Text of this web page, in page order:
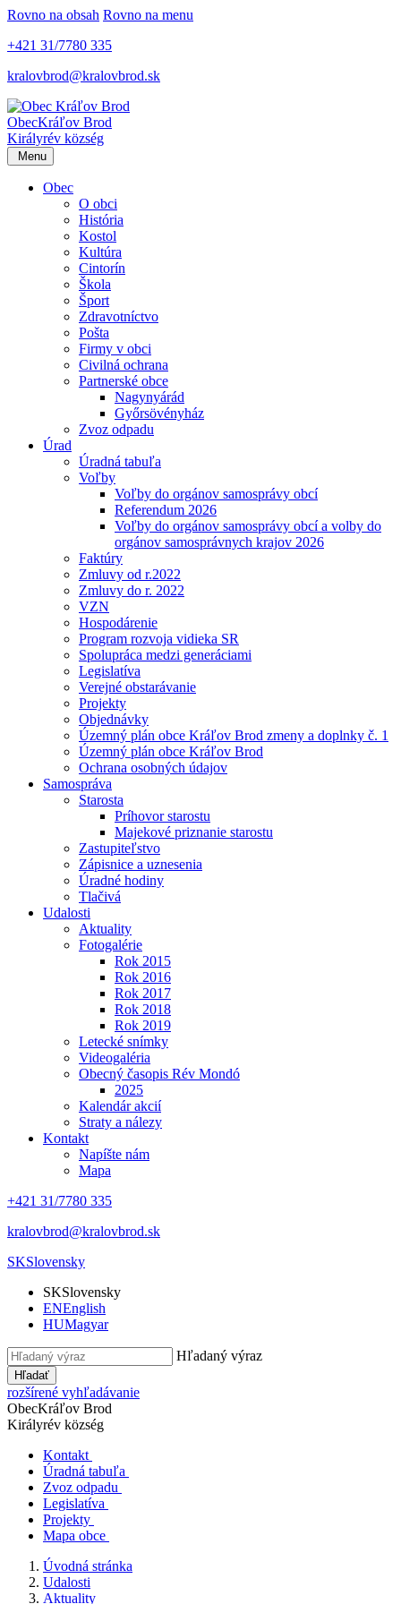
Rovno na obsah Rovno na menu
+421 31/7780 335
kralovbrod@kralovbrod.sk
ObecKráľov Brod
Királyrév község
Menu
Obec
O obci
História
Kostol
Kultúra
Cintorín
Škola
Šport
Zdravotníctvo
Pošta
Firmy v obci
Civilná ochrana
Partnerské obce
Nagynyárád
Győrsövényház
Zvoz odpadu
Úrad
Úradná tabuľa
Voľby
Voľby do orgánov samosprávy obcí
Referendum 2026
Voľby do orgánov samosprávy obcí a volby do
orgánov samosprávnych krajov 2026
Faktúry
Zmluvy od r.2022
Zmluvy do r. 2022
VZN
Hospodárenie
Program rozvoja vidieka SR
Spolupráca medzi generáciami
Legislatíva
Verejné obstarávanie
Projekty
Objednávky
Územný plán obce Kráľov Brod zmeny a doplnky č. 1
Územný plán obce Kráľov Brod
Ochrana osobných údajov
Samospráva
Starosta
Príhovor starostu
Majekové priznanie starostu
Zastupiteľstvo
Zápisnice a uznesenia
Úradné hodiny
Tlačivá
Udalosti
Aktuality
Fotogalérie
Rok 2015
Rok 2016
Rok 2017
Rok 2018
Rok 2019
Letecké snímky
Videogaléria
Obecný časopis Rév Mondó
2025
Kalendár akcií
Straty a nálezy
Kontakt
Napíšte nám
Mapa
+421 31/7780 335
kralovbrod@kralovbrod.sk
SKSlovensky
SKSlovensky
ENEnglish
HUMagyar
Hľadaný výraz
Hľadať
rozšírené vyhľadávanie
ObecKráľov Brod
Királyrév község
Kontakt
Úradná tabuľa
Zvoz odpadu
Legislatíva
Projekty
Mapa obce
Úvodná stránka
Udalosti
Aktuality